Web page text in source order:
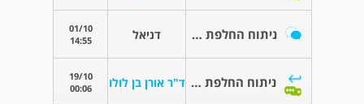
ניתוח החלפת מפרק ירך בגישה קדמית דניאל
01/10
14:55
ניתוח החלפת מפרק ירך בגישה קדמית ד"ר אורן בן לולו
19/10
00:06